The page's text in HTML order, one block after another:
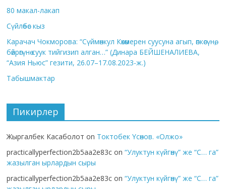
80 макал-лакап
Сүйлөбөс кыз
Карачач Чокморова: “Сүймөнкул Көкөмерен суусуна агып, өпкөсүнө,
бөйрөгүнө суук тийгизип алган…” (Динара БЕЙШЕНАЛИЕВА,
“Азия Ньюс” гезити, 26.07–17.08.2023-ж.)
Табышмактар
Пикирлер
Жыргалбек Касаболот on Токтобек Үсөнов. «Олжо»
practicallyperfection2b5aa2e83c on“Улуктун күйгөнү” же “С… га”
жазылган ырлардын сыры
practicallyperfection2b5aa2e83c on“Улуктун күйгөнү” же “С… га”